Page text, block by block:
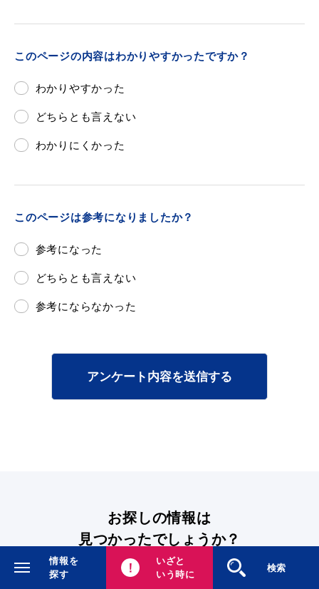
閉じる
情報を
探す
いざと
いう時に
検索
このページの内容はわかりやすかったですか？
わかりやすかった
どちらとも言えない
わかりにくかった
このページは参考になりましたか？
参考になった
どちらとも言えない
参考にならなかった
アンケート内容を送信する
お探しの情報は
見つかったでしょうか？